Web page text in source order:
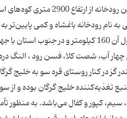
3- رود قره سو: شاخه اصلی
نام رودخانه باغشاه و كمی پایین‌تر
قره سو را تشكیل می‌دهد. طول آن 160
آب، شصت كلا، فسن رود ، النگ
تغذیه‌كننده خلیج گرگان بوده و از
كپور و كفال می‌باشد. به منظور